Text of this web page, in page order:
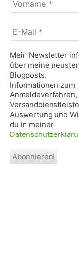
E-
Mail
Mein Newsletter
über meine
Blogposts.
Informationen zum
Anmeldeverfahren,
Auswertung und
du in meiner